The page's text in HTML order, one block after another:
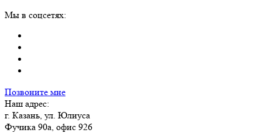
Мы в соцсетях:
Позвоните мне
Наш адрес:
г. Казань, ул. Юлиуса
Фучика 90а, офис 926